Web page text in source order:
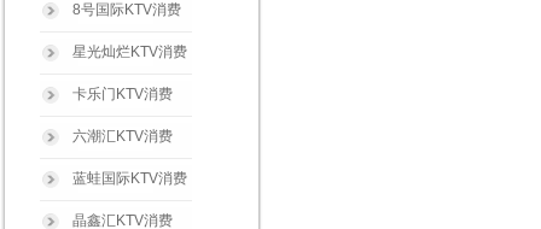
8号国际KTV消费
星光灿烂KTV消费
卡乐门KTV消费
六潮汇KTV消费
蓝蛙国际KTV消费
晶鑫汇KTV消费